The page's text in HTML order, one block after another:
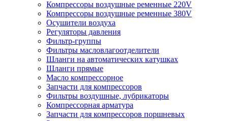
Компрессоры воздушные ременные 220V
Компрессоры воздушные ременные 380V
Осушители воздуха
Регуляторы давления
Фильтр-группы
Фильтры масловлагоотделители
Шланги на автоматических катушках
Шланги прямые
Масло компрессорное
Запчасти для компрессоров
Фильтры воздушные, лубрикаторы
Компрессорная арматура
Запчасти для компрессоров поршневых